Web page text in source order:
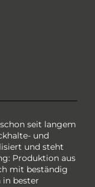
seit langem
und
und steht
Produktion aus
mit beständig
bester